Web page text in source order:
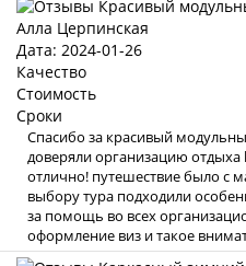
Алла Церпинская
Дата: 2024-01-26
Качество
Стоимость
Сроки
Спасибо за красивый
доверяли организацию
отлично! путешествие было с
выбору тура подходили
за помощь во всех
оформление виз и такое